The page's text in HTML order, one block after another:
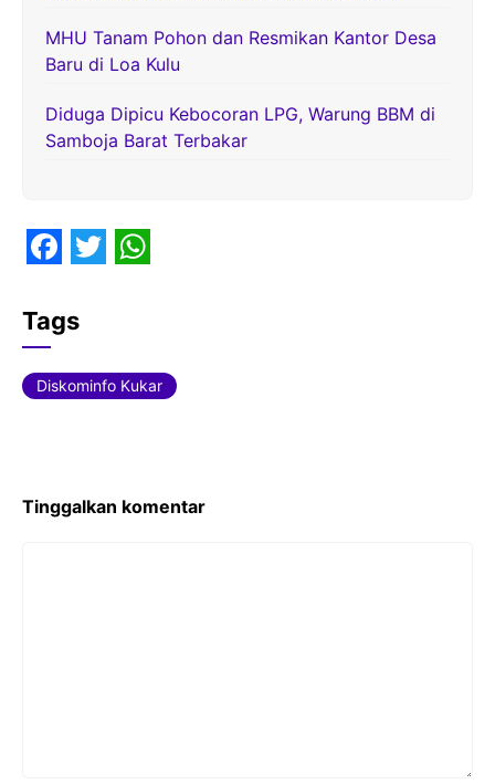
MHU Tanam Pohon dan Resmikan Kantor Desa
Baru di Loa Kulu
Diduga Dipicu Kebocoran LPG, Warung BBM di
Samboja Barat Terbakar
a
c
e
o
w
t
r
t
p
p
Tags
Diskominfo Kukar
Tinggalkan komentar